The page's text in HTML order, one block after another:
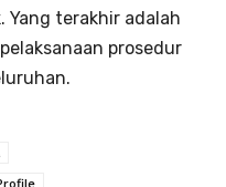
Yang terakhir adalah
prosedur